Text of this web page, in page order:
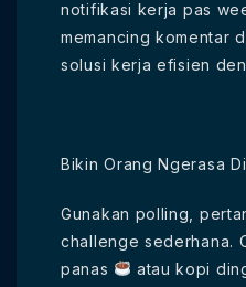
notifikasi kerja pas
memancing komentar
solusi kerja efisien
Bikin Orang Ngerasa
Gunakan polling,
challenge sederhana.
panas
atau kopi